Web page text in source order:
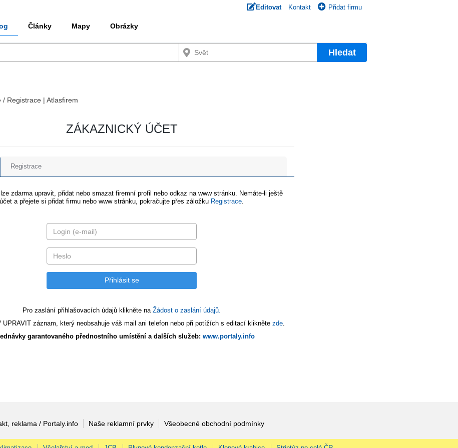
Editovat Kontakt Přidat firmu
Články Mapy Obrázky
Hledat
Registrace | Atlasfirem
ZÁKAZNICKÝ ÚČET
Registrace
zdarma upravit, přidat nebo smazat firemní profil nebo odkaz na www stránku. Nemáte-li ještě
účet a přejete si přidat firmu nebo www stránku, pokračujte přes záložku Registrace
Pro zaslání přihlašovacích údajů klikněte na Žádost o zaslání údajů.
UPRAVIT záznam, který neobsahuje váš mail ani telefon nebo při potížích s editací klikněte zde
garantovaného přednostního umístění a dalších služeb: www.portaly.info
reklama / Portaly.info Naše reklamní prvky Všeobecné obchodní podmínky